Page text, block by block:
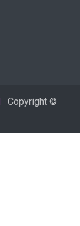
Copyright ©